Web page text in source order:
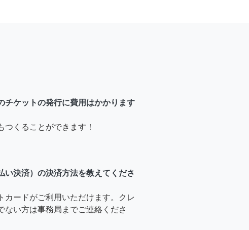
チケットの発行に費用はかかります
つくることができます！
い決済）の決済方法を教えてくださ
カードがご利用いただけます。クレ
ない方は事務局までご連絡くださ